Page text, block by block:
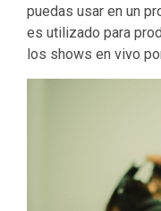
puedas usar en un
es utilizado para
los shows en vivo